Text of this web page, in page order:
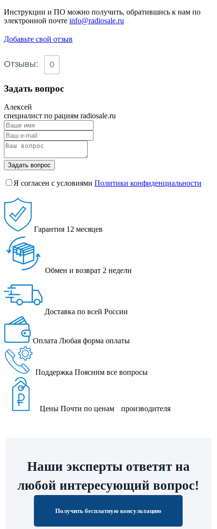
Инструкции и ПО можно получить, обратившись к нам по
электронной почте info@radiosale.ru
Добавьте свой отзыв
Отзывы: 0
Задать вопрос
Алексей
специалист по рациям radiosale.ru
Задать вопрос
Я согласен с условиями Политики конфиденциальности
Гарантия 12 месяцев
Обмен и возврат 2 недели
Доставка по всей России
Оплата Любая форма оплаты
Поддержка Поясним все вопросы
Цены Почти по ценам производителя
Наши эксперты ответят на
любой интересующий вопрос!
Получить бесплатную консультацию